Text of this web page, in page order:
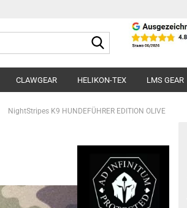
Suche...
CLAWGEAR HELIKON-TEX LMS GEAR
NightStripes K9 HUNDEFÜHRER EDITION OLIVE